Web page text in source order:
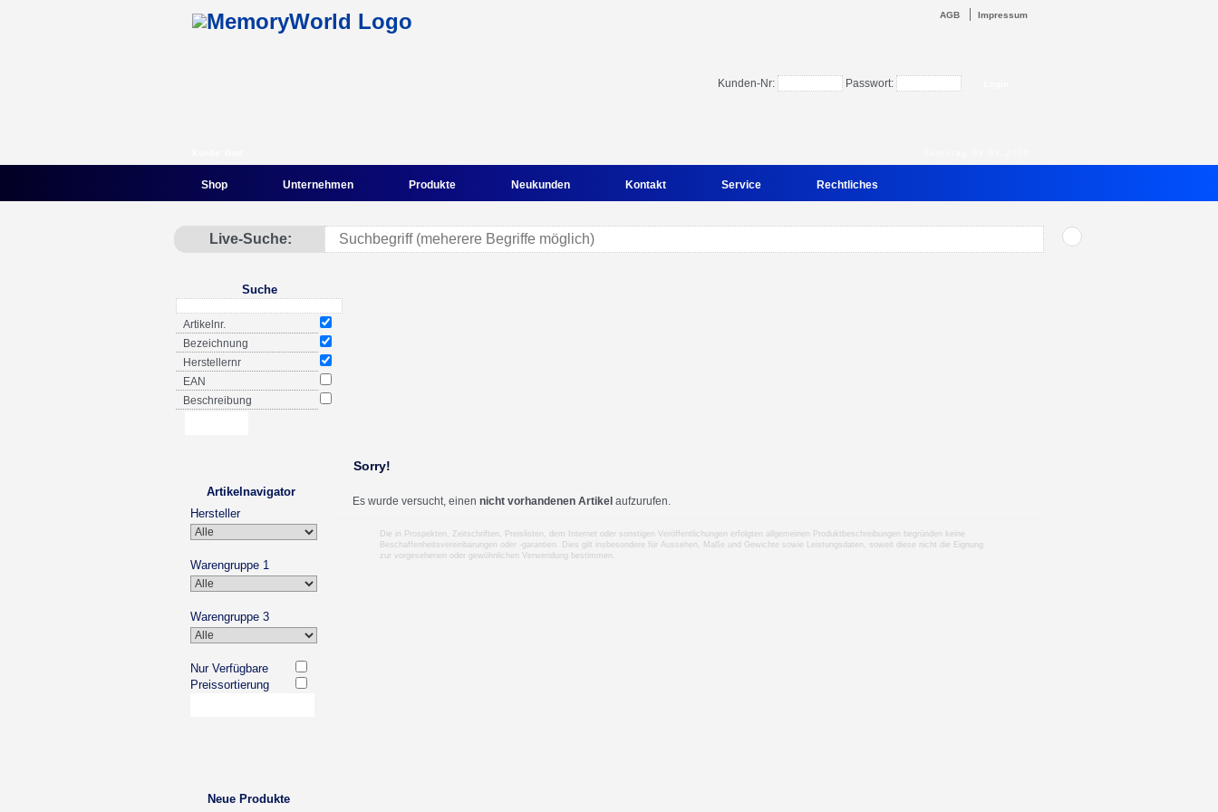
AGB Impressum
Kunden-Nr: Passwort:
Shop Unternehmen Produkte Neukunden Kontakt Service Rechtliches
Live-Suche:
Suche
Artikelnr.
Bezeichnung
Herstellernr
EAN
Beschreibung
Artikelnavigator
Hersteller
Warengruppe 1
Warengruppe 3
Nur Verfügbare
Preissortierung
Neue Produkte
Sorry!
Es wurde versucht, einen nicht vorhandenen Artikel aufzurufen.
Die in Prospekten, Zeitschriften, Preislisten, dem Internet oder sonstigen Veröffentlichungen erfolgten allgemeinen Produktbeschreibungen begründen keine
Beschaffenheitsvereinbarungen oder -garantien. Dies gilt insbesondere für Aussehen, Maße und Gewichte sowie Leistungsdaten, soweit diese nicht die Eignung
zur vorgesehenen oder gewöhnlichen Verwendung bestimmen.